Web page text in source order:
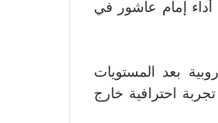
أداء إمام عاشور في
بعد المستويات
احترافية خارج